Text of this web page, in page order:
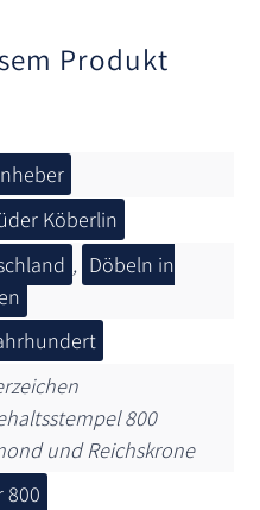
Produkt
Köberlin
, Döbeln in
800
und Reichskrone
800